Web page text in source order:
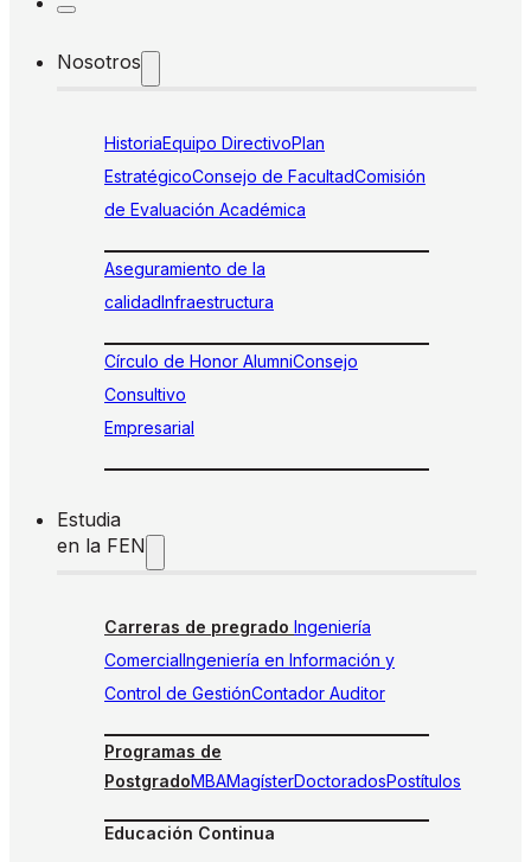
Nosotros
HistoriaEquipo DirectivoPlan
EstratégicoConsejo de FacultadComisión
de Evaluación Académica
Aseguramiento de la
calidadInfraestructura
Círculo de Honor AlumniConsejo
Consultivo
Empresarial
Estudia
en la FEN
Carreras de pregrado Ingeniería
ComercialIngeniería en Información y
Control de GestiónContador Auditor
Programas de
PostgradoMBAMagísterDoctoradosPostítulos
Educación Continua